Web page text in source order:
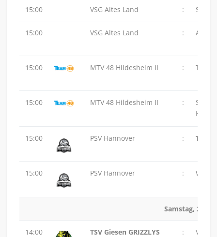
15:00 VSG Altes Land : SVG
15:00 VSG Altes Land : ASC
15:00 MTV 48 Hildesheim II : TuS
15:00 MTV 48 Hildesheim II :
SG
15:00 PSV Hannover : TSV
15:00 PSV Hannover :
Samstag,
14:00 TSV Giesen GRIZZLYS : VSG